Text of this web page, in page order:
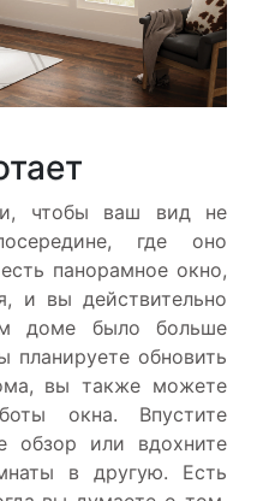
чтобы ваш вид не
где оно
панорамное окно,
и вы действительно
доме было больше
планируете обновить
вы также можете
окна. Впустите
обзор или вдохните
в другую. Есть